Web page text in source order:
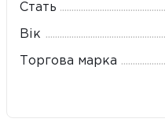
Стать
Вік
Торгова марка